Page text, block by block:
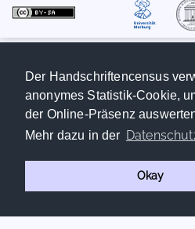
Der Handschriftencensus
anonymes Statistik-Cookie,
der Online-Präsenz
Mehr dazu in der
Okay